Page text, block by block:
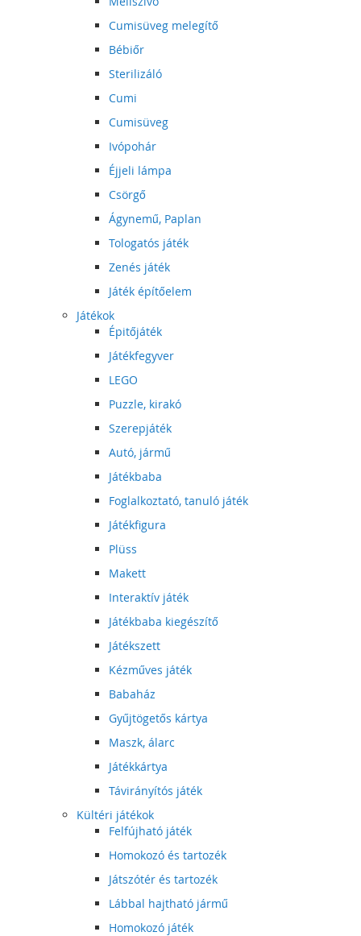
Cumisüveg melegítő
Bébiőr
Sterilizáló
Cumi
Cumisüveg
Ivópohár
Éjjeli lámpa
Csörgő
Ágynemű, Paplan
Tologatós játék
Zenés játék
Játék építőelem
Játékok
Épitőjáték
Játékfegyver
LEGO
Puzzle, kirakó
Szerepjáték
Autó, jármű
Játékbaba
Foglalkoztató, tanuló játék
Játékfigura
Plüss
Makett
Interaktív játék
Játékbaba kiegészítő
Játékszett
Kézműves játék
Babaház
Gyűjtögetős kártya
Maszk, álarc
Játékkártya
Távirányítós játék
Kültéri játékok
Felfújható játék
Homokozó és tartozék
Játszótér és tartozék
Lábbal hajtható jármű
Homokozó játék